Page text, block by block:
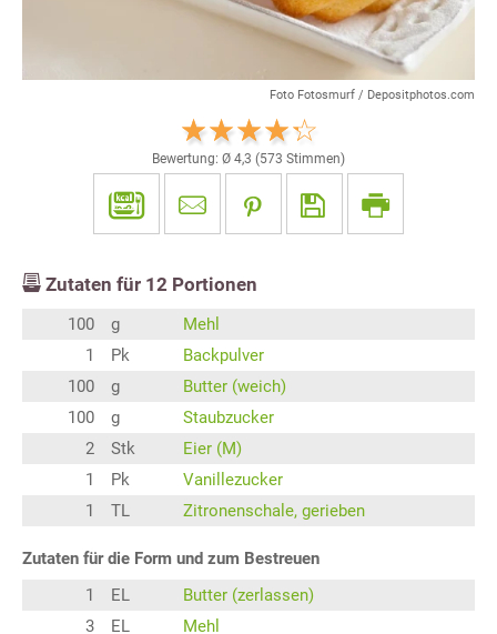
Foto Fotosmurf / Depositphotos.com
Bewertung: Ø 4,3 (573 Stimmen)
Zutaten für 12 Portionen
100 g
Mehl
1
Pk
Backpulver
100
g
Butter (weich)
100
g
Staubzucker
2
Stk
Eier (M)
1
Pk
Vanillezucker
1
TL Zitronenschale, gerieben
Zutaten für die Form und zum Bestreuen
1
EL
Butter (zerlassen)
3
EL
Mehl